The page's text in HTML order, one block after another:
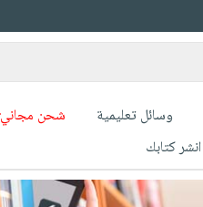
وسائل تعليمية شحن مجاني
انشر كتابك